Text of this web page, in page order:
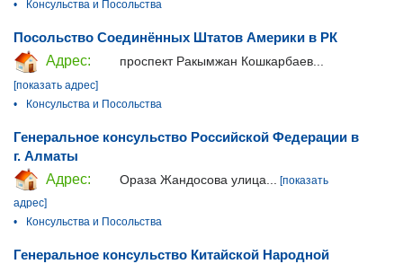
•
Консульства и Посольства
Посольство Соединённых Штатов Америки в РК
Адрес:
проспект Ракымжан Кошкарбаев...
[показать адрес]
•
Консульства и Посольства
Генеральное консульство Российской Федерации в
г. Алматы
Адрес:
Ораза Жандосова улица...
[показать
адрес]
•
Консульства и Посольства
Генеральное консульство Китайской Народной